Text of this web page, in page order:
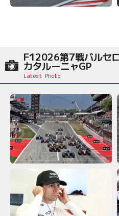
F12026第7戦バルセ
カタルーニャGP